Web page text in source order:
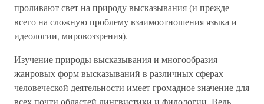
проливают свет на природу высказывания (и прежде
всего на сложную проблему взаимоотношения языка и
идеологии, мировоззрения).
Изучение природы высказывания и многообразия
жанровых форм высказываний в различных сферах
человеческой деятельности имеет громадное значение для
всех почти областей лингвистики и филологии. Ведь